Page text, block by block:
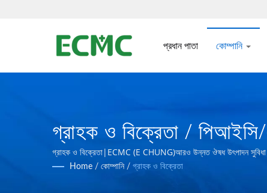
প্রধান পাতা কোম্পানি
গ্রাহক ও বিক্রেতা /
মেশিনারি কোং
গ্রাহক ও বিক্রেতা|ECMC (E CHUNG)আরও উন্নত ঔষধ উৎপাদন সুবিধা
Home / কোম্পানি / গ্রাহক ও বিক্রেতা